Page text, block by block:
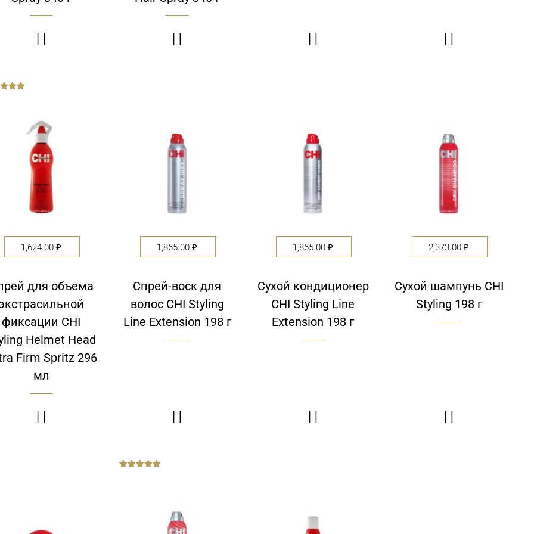
   
1,624.00₽
для объема
фиксации CHI
Helmet Head
Firm Spritz 296
мл

1,865.00₽
Спрей-воск для
волос CHI Styling
Line Extension 198 г

1,865.00₽
Сухой кондиционер
CHI Styling Line
Extension 198 г

2,373.00₽
Сухой шампунь CHI
Styling 198 г
